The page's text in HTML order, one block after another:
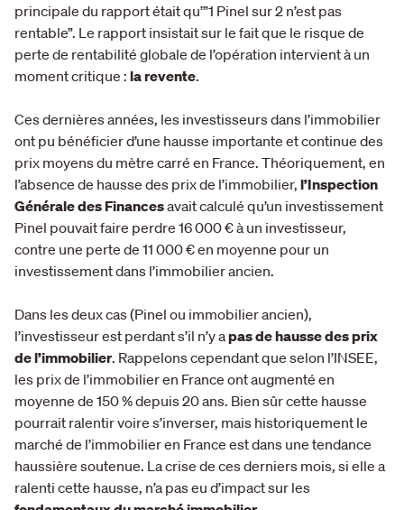
principale du rapport était qu’”1 Pinel sur 2 n’est pas
rentable”. Le rapport insistait sur le fait que le risque de
perte de rentabilité globale de l’opération intervient à un
moment critique : la revente.
Ces dernières années, les investisseurs dans l’immobilier
ont pu bénéficier d’une hausse importante et continue des
prix moyens du mètre carré en France. Théoriquement, en
l’absence de hausse des prix de l’immobilier, l’Inspection
Générale des Financesavait calculé qu’un investissement
Pinel pouvait faire perdre 16 000 € à un investisseur,
contre une perte de 11 000 € en moyenne pour un
investissement dans l’immobilier ancien.
Dans les deux cas (Pinel ou immobilier ancien),
l’investisseur est perdant s’il n’y apas de hausse des prix
de l’immobilier. Rappelons cependant que selon l’INSEE,
les prix de l’immobilier en France ont augmenté en
moyenne de 150 % depuis 20 ans. Bien sûr cette hausse
pourrait ralentir voire s’inverser, mais historiquement le
marché de l’immobilier en France est dans une tendance
haussière soutenue. La crise de ces derniers mois, si elle a
ralenti cette hausse, n’a pas eu d’impact sur les